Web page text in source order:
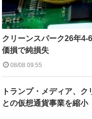
クリーンスパーク26年
価損で純損失
08/08 09:55
トランプ・メディア、ク
との仮想通貨事業を縮小